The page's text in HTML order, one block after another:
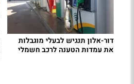
דור-אלון תנגיש לבעלי מוגבלות
את עמדות הטענה לרכב חשמלי